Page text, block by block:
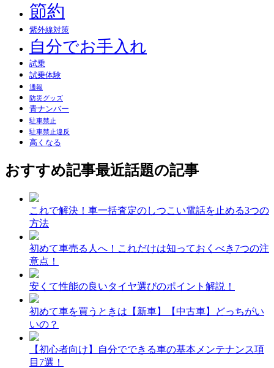
節約
紫外線対策
自分でお手入れ
試乗
試乗体験
通報
防災グッズ
青ナンバー
駐車禁止
駐車禁止違反
高くなる
おすすめ記事最近話題の記事
これで解決！車一括査定のしつこい電話を止める3つの
方法
初めて車売る人へ！これだけは知っておくべき7つの注
意点！
安くて性能の良いタイヤ選びのポイント解説！
初めて車を買うときは【新車】【中古車】どっちがい
いの？
【初心者向け】自分でできる車の基本メンテナンス項
目7選！